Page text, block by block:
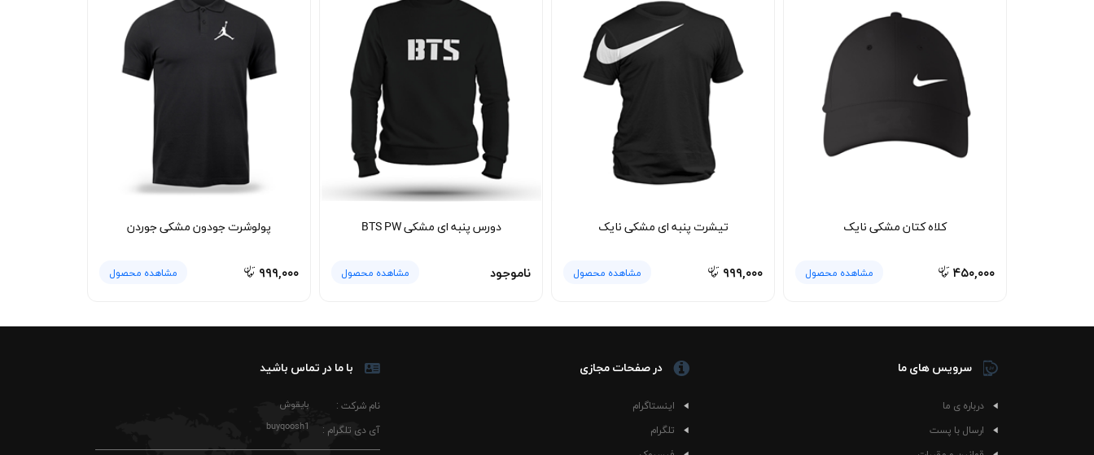
کلاه کتان مشکی نایک
۴۵۰,۰۰۰ مشاهده محصول
تیشرت پنبه ای مشکی نایک
۹۹۹,۰۰۰ مشاهده محصول
دورس پنبه ای مشکی BTS PW
ناموجود مشاهده محصول
پولوشرت جودون مشکی جوردن
۹۹۹,۰۰۰ مشاهده محصول
سرویس های ما
درباره ی ما
ارسال با پست
در صفحات مجازی
اینستاگرام
تلگرام
با ما در تماس باشید
نام شرکت :
آی دی تلگرام :
بایقوش
buyqoosh1